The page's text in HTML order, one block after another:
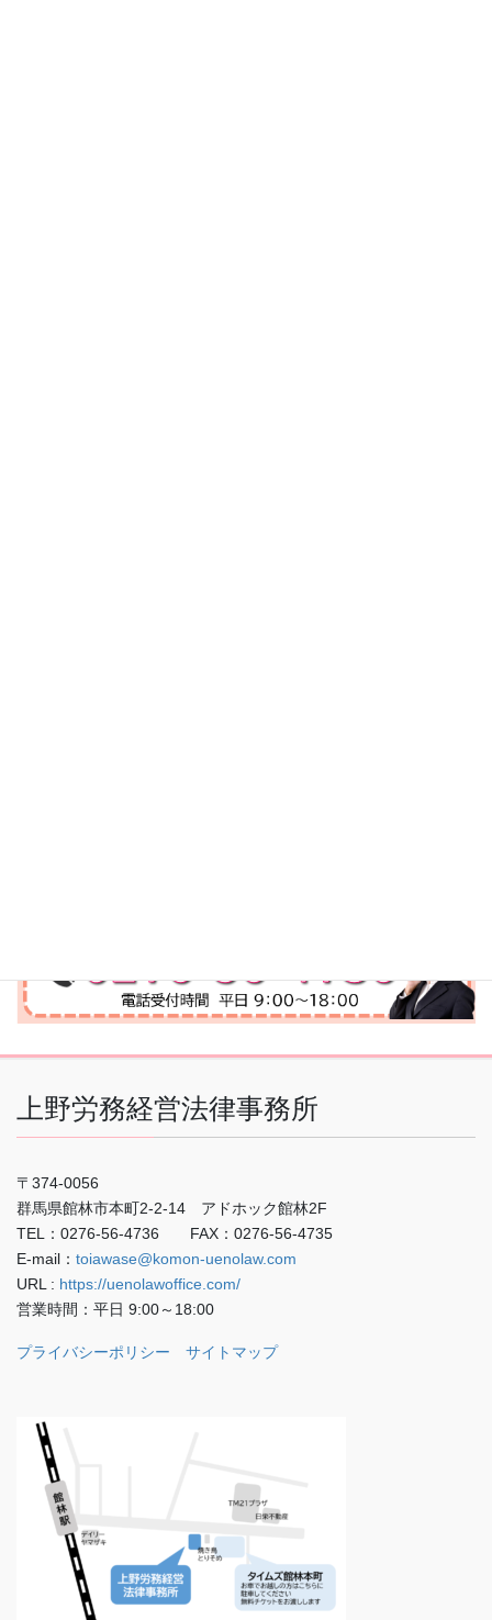
上野労務経営法律事務所
〒374-0056
群馬県館林市本町2-2-14 アドホック館林2F
TEL：0276-56-4736 FAX：0276-56-4735
E-mail： toiawase@komon-uenolaw.com
URL : https://uenolawoffice.com/
営業時間：平日 9:00～18:00
プライバシーポリシー サイトマップ